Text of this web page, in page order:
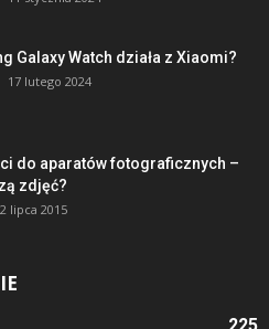
Galaxy Watch działa z Xiaomi?
17 lutego 2024
do aparatów fotograficznych –
zdjęć?
lipca 2015
225